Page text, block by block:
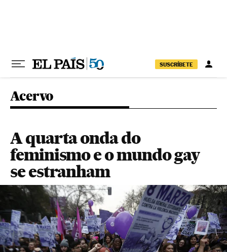
SUSCRÍBETE
Acervo
A quarta onda do
feminismo e o mundo gay
se estranham